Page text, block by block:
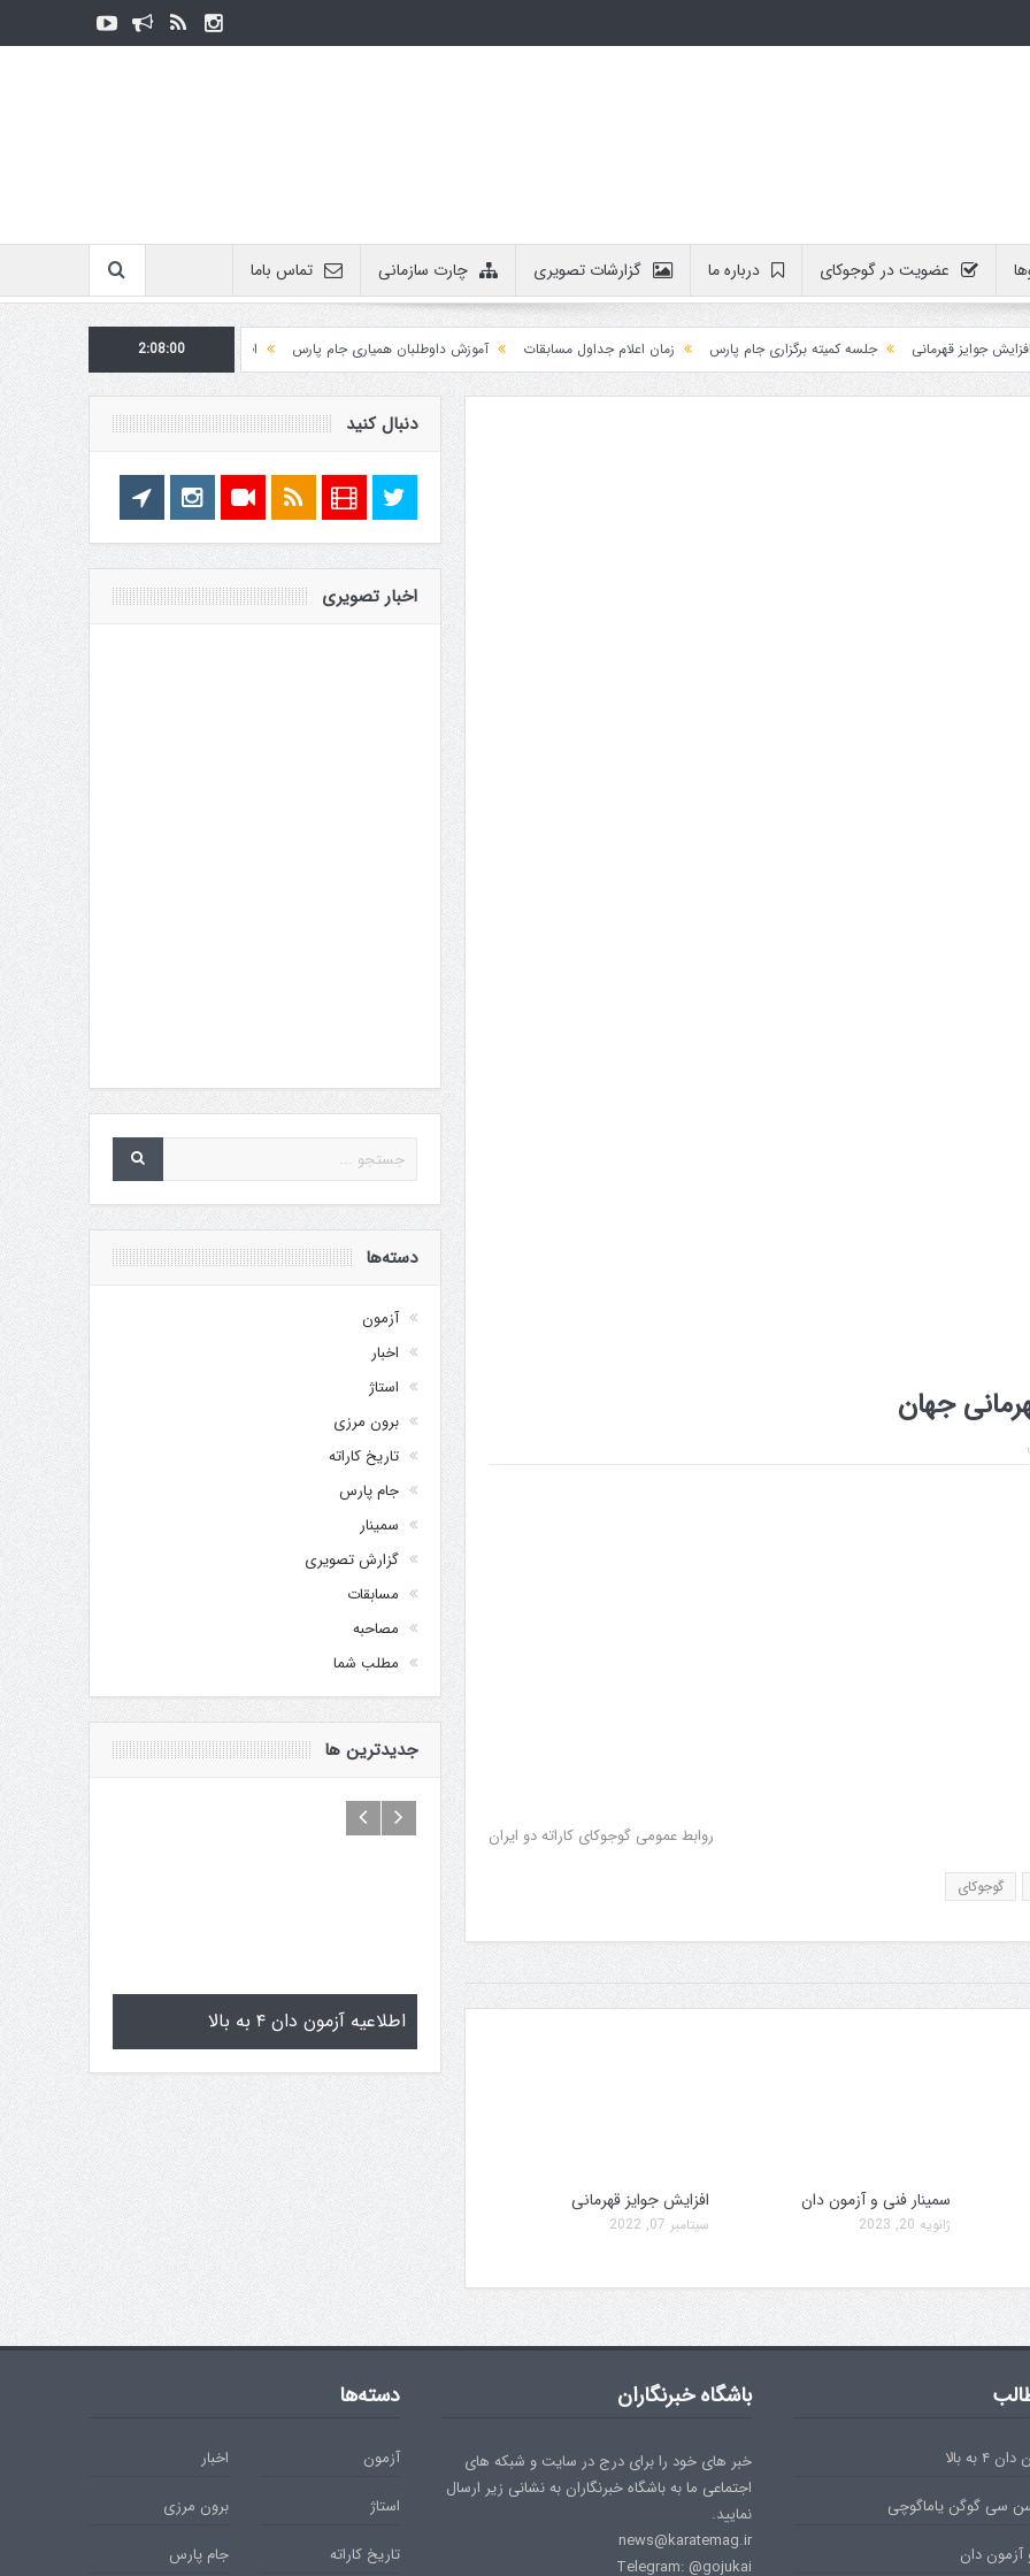
عضویت در گوجوکای درباره ما گزارشات تصویری چارت سازمانی تماس باما
قهرمانی جلسه کمیته برگزاری جام پارس زمان اعلام جداول مسابقات آموزش داوطلبان همیاری جام پارس
اطلاعیه روابط عمومی در مورد برگزاری مسابقات
2:08:01
جهان
روابط عمومی گوجوکای کاراته دو ایران
گوجوکای
سمینار فنی و آزمون دان
ژانویه 20, 2023
افزایش جوایز قهرمانی
سپتامبر 07, 2022
دنبال کنید
اخبار تصویری
دسته‌ها
آزمون
اخبار
استاژ
برون مرزی
تاریخ کاراته
جام پارس
سمینار
گزارش تصویری
مسابقات
مصاحبه
مطلب شما
جدیدترین ها
تمرینات اطلاعیه آزمون دان ۴ به بالا تولد کایچو سن سی گوگن یاماگوچی
به بالا
سی گوگن یاماگوچی
آزمون دان
باشگاه خبرنگاران
خبر های خود را برای درج در سایت و شبکه های
اجتماعی ما به باشگاه خبرنگاران به نشانی زیر ارسال
نمایید.
news@karatemag.ir
Telegram: @gojukai
دسته‌ها
آزمون
اخبار
استاژ
برون مرزی
تاریخ کاراته
جام پارس